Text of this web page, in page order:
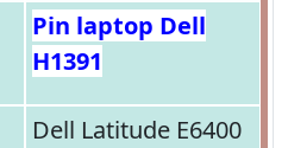
Pin laptop Dell
H1391
Dell Latitude E6400